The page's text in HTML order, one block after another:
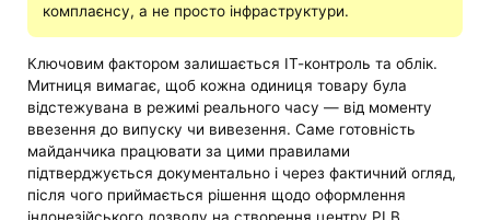
комплаєнсу, а не просто інфраструктури.
Ключовим фактором залишається ІТ-контроль та облік.
Митниця вимагає, щоб кожна одиниця товару була
відстежувана в режимі реального часу — від моменту
ввезення до випуску чи вивезення. Саме готовність
майданчика працювати за цими правилами
підтверджується документально і через фактичний огляд,
після чого приймається рішення щодо оформлення
індонезійського дозволу на створення центру PLB.